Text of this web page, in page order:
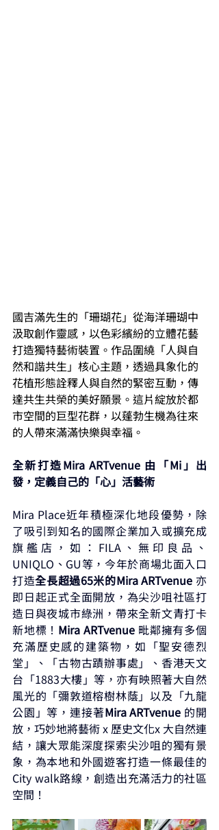
國吉滿先生的「珊瑚花」從海洋珊瑚中
汲取創作靈感，以色彩繽紛的立體花藝
打造獨特藝術裝置。作品圍繞「人與自
然和諧共生」核心主題，透過具象化的
花植形態詮釋人與自然的緊密互動，傳
達共生共榮的美好願景。這片綻放於都
市空間的巨型花群，以蓬勃生機為往來
的人帶來滿滿快樂與幸福。
全新打造Mira ARTvenue 由「Mi」出
發，定義自己的「心」活藝術
Mira Place近年積極深化地段優勢，除
了吸引到知名的國際企業加入或擴充成
旗艦店，如：FILA、無印良品、
UNIQLO、GU等，今年於商場北面入口
打造全長超過65米的Mira ARTvenue 亦
即日起正式全面開放，為尖沙咀社區打
造日與夜城市綠洲，帶來全新文青打卡
新地標！ Mira ARTvenue 毗鄰擁有多個
充滿歷史感的建築物，如「聖安德烈
堂」、「古物古蹟辦事處」、香港天文
台「1883大樓」等，亦有映照著大自然
風光的「彌敦道榕樹林蔭」以及「九龍
公園」等，連接著Mira ARTvenue 的開
放，巧妙地將藝術 x 歷史文化x 大自然連
結，讓大眾能深度探索尖沙咀的獨有景
象，為本地和外國遊客打造一條最佳的
City walk路線，創造出充滿活力的社區
空間！